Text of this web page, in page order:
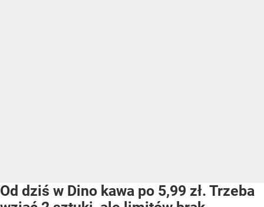
Od dziś w Dino kawa po 5,99 zł. Trzeba